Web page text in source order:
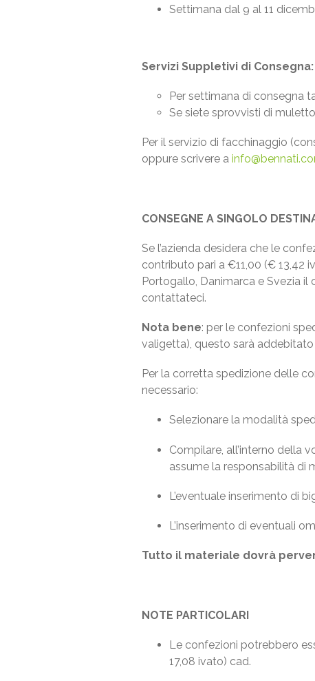
Settimana dal 9 al 11
Servizi Suppletivi di Consegna:
Per settimana di consegna
Se siete sprovvisti di
Per il servizio di facchinaggio
oppure scrivere a
CONSEGNE A SINGOLO
Se l’azienda desidera che le
contributo pari a €11,00 (€ 13,42
Portogallo, Danimarca e Svezia
contattateci.
Nota bene: per le confezioni
valigetta), questo sarà
Per la corretta spedizione delle
necessario:
Selezionare la modalità
Compilare, all’interno della
assume la responsabilità di
L’eventuale inserimento di
L’inserimento di eventuali
Tutto il materiale dovrà
NOTE PARTICOLARI
Le confezioni potrebbero
17,08 ivato) cad.